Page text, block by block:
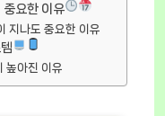
중요한 이유
지나도 중요한 이유
높아진 이유